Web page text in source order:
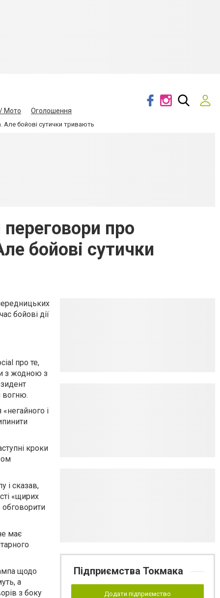
Мото Оголошення
Але бойові сутички тривають
про
бойові сутички
бойові дії
про те,
з жодною з
вогню.
і
кроки
і сказав,
«щирих
обговорити
має
щодо
а
з боку
Підприємства Токмака
Додати підприємство